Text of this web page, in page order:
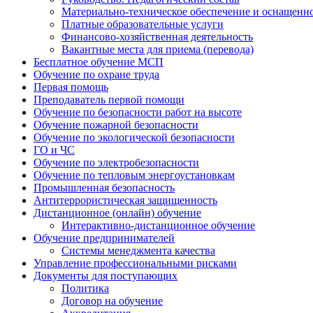
Материально-техническое обеспечение и
Платные образовательные услуги
Финансово-хозяйственная деятельность
Вакантные места для приема (перевода)
Бесплатное обучение МСП
Обучение по охране труда
Первая помощь
Преподаватель первой помощи
Обучение по безопасности работ на высоте
Обучение пожарной безопасности
Обучение по экологической безопасности
ГО и ЧС
Обучение по электробезопасности
Обучение по тепловым энергоустановкам
Промышленная безопасность
Антитеррористическая защищенность
Дистанционное (онлайн) обучение
Интерактивно-дистанционное обучение
Обучение предпринимателей
Системы менеджмента качества
Управление профессиональными рисками
Документы для поступающих
Политика
Договор на обучение